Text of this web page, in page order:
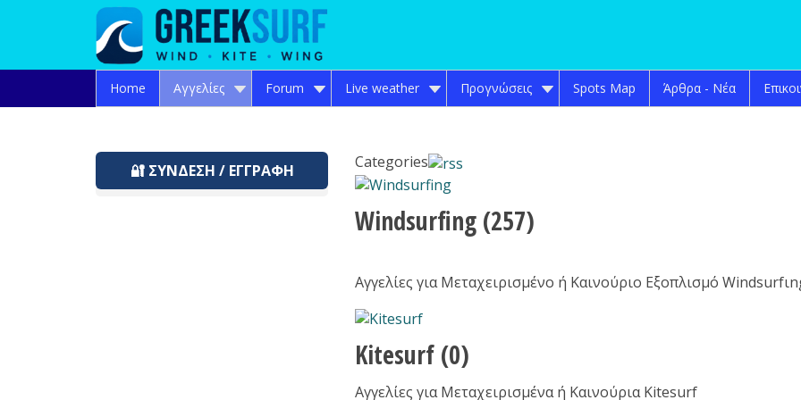
Home Αγγελίες Forum Live weather Προγνώσεις Spots Map Άρθρα - Νέα
🔐 ΣΎΝΔΕΣΗ / ΕΓΓΡΑΦΉ Categories
Windsurfing (257)
Αγγελίες για Μεταχειρισμένo ή Καινούριo Εξοπλισμό
Kitesurf (0)
Αγγελίες για Μεταχειρισμένα ή Καινούρια Kitesurf